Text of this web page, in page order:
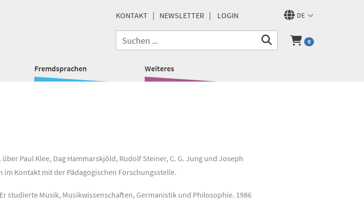
DE
KONTAKT NEWSLETTER LOGIN
0
Fremdsprachen Weiteres
Paul Klee, Dag Hammarskjöld, Rudolf Steiner, C. G. Jung und Joseph
Kontakt mit der Pädagogischen Forschungsstelle.
studierte Musik, Musikwissenschaften, Germanistik und Philosophie. 1986